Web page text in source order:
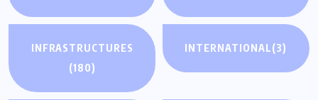
INFRASTRUCTURES
(180)
INTERNATIONAL(3)